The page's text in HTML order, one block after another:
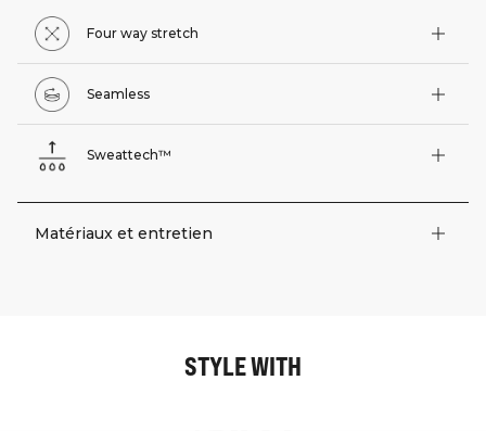
Four way stretch
Seamless
Sweattech™
Matériaux et entretien
STYLE WITH